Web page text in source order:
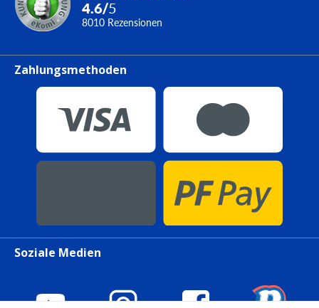
4.6/5
8010 Rezensionen
Zahlungsmethoden
Soziale Medien